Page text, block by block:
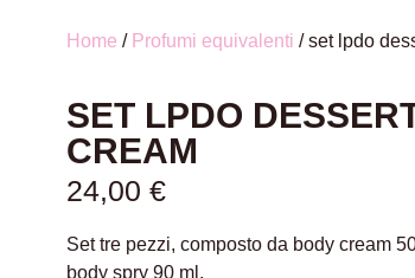
Home / Profumi equivalenti / set lpdo
SET LPDO
CREAM
24,00€
Set tre pezzi, composto da body cream
body spry 90 ml.